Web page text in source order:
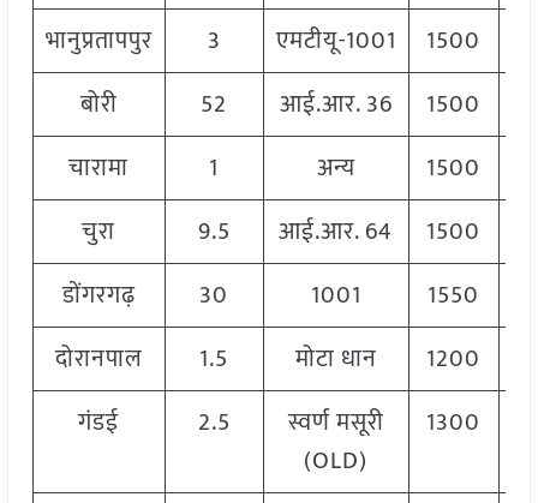
भानुप्रतापपुर
3 एमटीयू-1001 1500
बोरी
52 आई.आर. 36 1500
चारामा
1 अन्य 1500
चुरा
9.5 आई.आर. 64 1500
डोंगरगढ़
30 1001 1550
दोरानपाल
1.5 मोटा धान 1200
गंडई
2.5
स्वर्ण मसूरी
(OLD)
1300